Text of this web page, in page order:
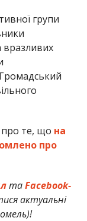
групи
вразливих
про те, що на
про
таFacebook-
актуальні